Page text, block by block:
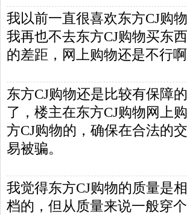
我以前一直很喜欢东方CJ购
我再也不去东方CJ购物买东
的差距，网上购物还是不行
东方CJ购物还是比较有保障
了，楼主在东方CJ购物网上
方CJ购物的，确保在合法的
易被骗。
我觉得东方CJ购物的质量是
档的，但从质量来说一般穿